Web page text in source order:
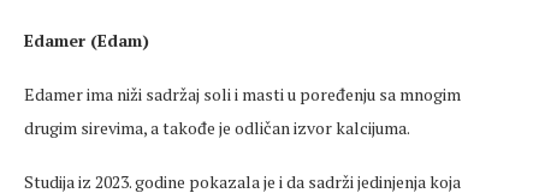
Edamer (Edam)
Edamer ima niži sadržaj soli i masti u poređenju sa mnogim
drugim sirevima, a takođe je odličan izvor kalcijuma.
Studija iz 2023. godine pokazala je i da sadrži jedinjenja koja